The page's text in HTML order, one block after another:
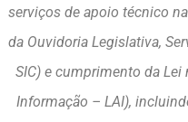
serviços de apoio técnico
da Ouvidoria Legislativa,
SIC) e cumprimento da
Informação – LAI),